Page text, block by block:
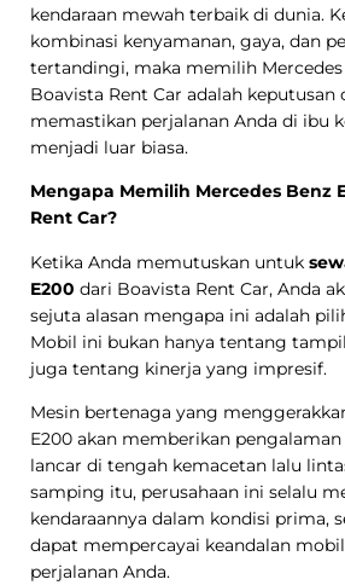
kendaraan mewah terbaik di dunia.
kombinasi kenyamanan, gaya, dan
tertandingi, maka memilih Mercedes
Boavista Rent Car adalah keputusan
memastikan perjalanan Anda di ibu
menjadi luar biasa.
Mengapa Memilih Mercedes Benz
Rent Car?
Ketika Anda memutuskan untuk
E200 dari Boavista Rent Car, Anda
sejuta alasan mengapa ini adalah
Mobil ini bukan hanya tentang
juga tentang kinerja yang impresif.
Mesin bertenaga yang
E200 akan memberikan
lancar di tengah kemacetan lalu
samping itu, perusahaan ini selalu
kendaraannya dalam kondisi prima,
dapat mempercayai keandalan
perjalanan Anda.